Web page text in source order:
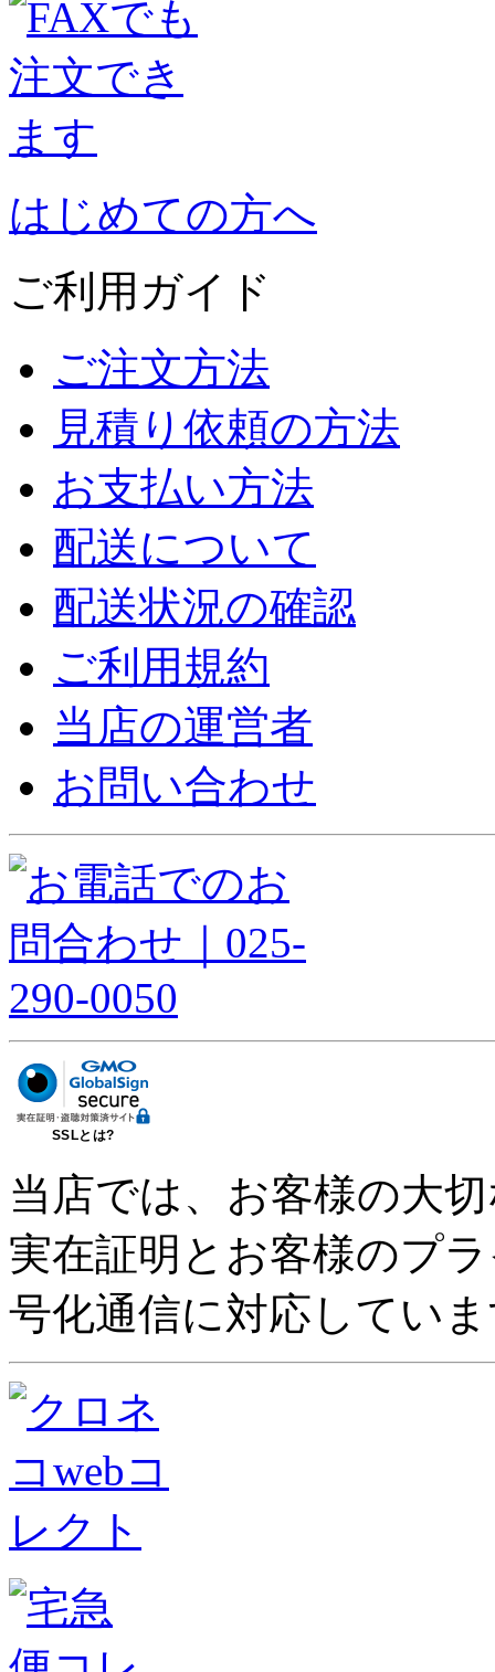
はじめての方へ
ご利用ガイド
ご注文方法
見積り依頼の方法
お支払い方法
配送について
配送状況の確認
ご利用規約
当店の運営者
お問い合わせ
SSLとは?
当店では、お客様の大
実在証明とお客様のプ
号化通信に対応してい